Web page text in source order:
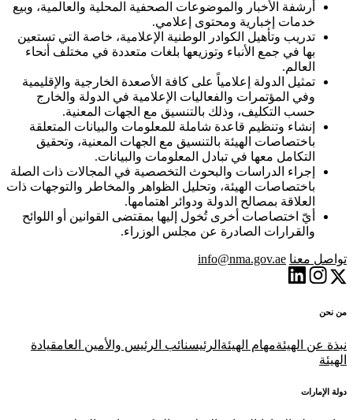
أرشفة الأخبار والموضوعات الصحفية المحلية والعالمية، وبيع
خدمات إخبارية ومحتوى إعلامي.
تدريب وتأهيل الكوادر الوطنية الإعلامية، خاصة التي تستعين
بها في جمع الأنباء وتوزيعها بلغات متعددة في مختلف أنحاء
العالم.
تمثيل الدولة إعلامياً على كافة الأصعدة الخارجية والإقليمية
وفي المؤتمرات والفعاليات الإعلامية في الدولة والخارج
حسب التكليف، وذلك بالتنسيق مع الجهات المعنية.
إنشاء وتنظيم قاعدة شاملة للمعلومات والبيانات المتعلقة
باختصاصات الهيئة بالتنسيق مع الجهات المعنية، وتحقيق
التكامل معها في تبادل المعلومات والبيانات.
إجراء الدراسات والبحوث التخصصية في المجالات ذات الصلة
باختصاصات الهيئة، وتحليل الظواهر والمخاطر والتوجهات ذات
العلاقة بمصالح الدولة ودوائر اهتمامها.
أيّ اختصاصات أخرى تُخول إليها بمقتضى القوانين أو اللوائح
والقرارات الصادرة عن مجلس الوزراء.
تواصل معنا info@nma.gov.ae
من نحن
نبذة عن الهيئةمهام الهيئة الرئيسنائب الرئيس والأمين العامقيادة
الهيئة
دولة الإمارات